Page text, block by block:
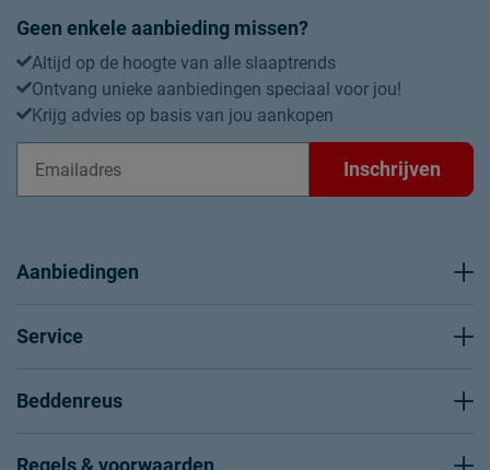
Geen enkele aanbieding missen?
Altijd op de hoogte van alle slaaptrends
Ontvang unieke aanbiedingen speciaal voor jou!
Krijg advies op basis van jou aankopen
Inschrijven
Aanbiedingen
Service
Beddenreus
Regels & voorwaarden